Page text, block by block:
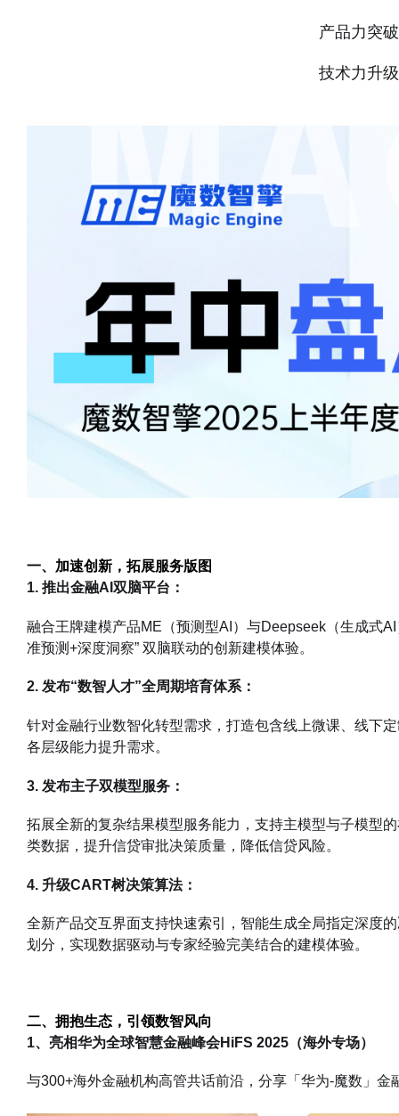
产品力突
技术力升
一、加速创新，拓展服务版图
1. 推出金融AI双脑平台：
融合王牌建模产品ME（预测型AI）与Deepseek（生成式
准预测+深度洞察” 双脑联动的创新建模体验。
2. 发布“数智人才”全周期培育体系：
针对金融行业数智化转型需求，打造包含线上微课、线下
各层级能力提升需求。
3. 发布主子双模型服务：
拓展全新的复杂结果模型服务能力，支持主模型与子模型
类数据，提升信贷审批决策质量，降低信贷风险。
4. 升级CART树决策算法：
全新产品交互界面支持快速索引，智能生成全局指定深度
划分，实现数据驱动与专家经验完美结合的建模体验。
二、拥抱生态，引领数智风向
1、亮相华为全球智慧金融峰会HiFS 2025（海外专场）
与300+海外金融机构高管共话前沿，分享「华为-魔数」金